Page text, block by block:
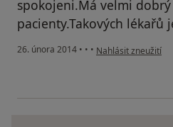
spokojeni.Má velmi
pacienty.Takových lékařů
26. února 2014 • • • podle názoru
Nahlásit zneužití